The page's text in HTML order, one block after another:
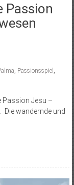
Passion
Passionsspiel
Passion Jesu –
Die wandernde und